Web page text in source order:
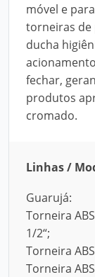
móvel e
torneiras de
ducha
fechar,
produtos
cromado.
Linhas /
Guarujá:
Torneira
1/2“;
Torneira
Torneira